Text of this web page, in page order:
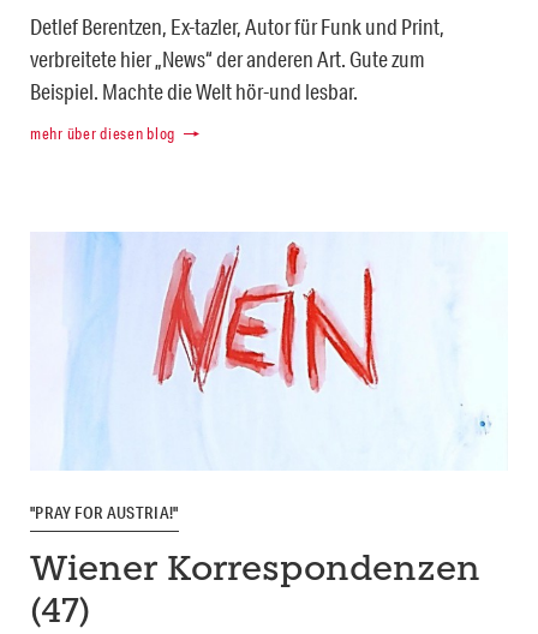
Detlef Berentzen, Ex-tazler, Autor für Funk und Print,
verbreitete hier „News“ der anderen Art. Gute zum
Beispiel. Machte die Welt hör-und lesbar.
mehr über diesen blog
"PRAY FOR AUSTRIA!"
Wiener Korrespondenzen
(47)